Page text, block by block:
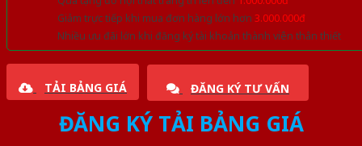
Giảm trực tiếp khi mua đơn hàng lớn hơn 3.000.000đ
Nhiều ưu đãi lớn khi đăng ký tài khoản thành viên thân thiết
TẢI BẢNG GIÁ ĐĂNG KÝ TƯ VẤN
ĐĂNG KÝ TẢI BẢNG GIÁ